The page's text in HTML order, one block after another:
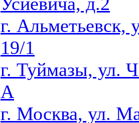
г. Альметьевск,
19/1
г. Туймазы, ул.
А
г. Москва, ул.